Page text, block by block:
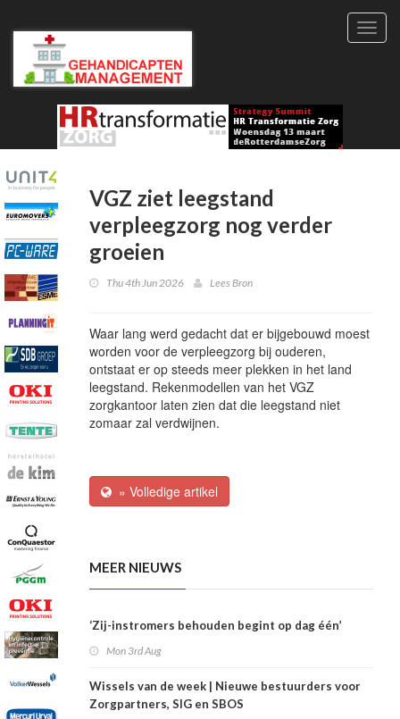
VGZ ziet leegstand
verpleegzorg nog verder
groeien
Thu 4th Jun 2026 Lees Bron
Waar lang werd gedacht dat er bijgebouwd moest
worden voor de verpleegzorg bij ouderen,
ontstaat er op steeds meer plekken in het land
leegstand. Rekenmodellen van het VGZ
zorgkantoor laten zien dat die leegstand niet
zomaar zal verdwijnen.
» Volledige artikel
MEER NIEUWS
‘Zij-instromers behouden begint op dag één’
Mon 3rd Aug
Wissels van de week | Nieuwe bestuurders voor
Zorgpartners, SIG en SBOS